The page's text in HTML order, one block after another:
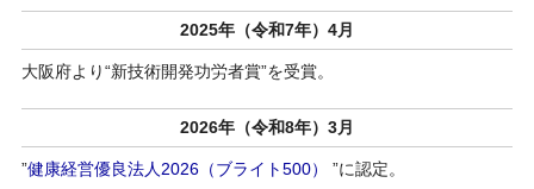
2025年（令和7年）4月
大阪府より“新技術開発功労者賞”を受賞。
2026年（令和8年）3月
”健康経営優良法人2026（ブライト500） ”に認定。